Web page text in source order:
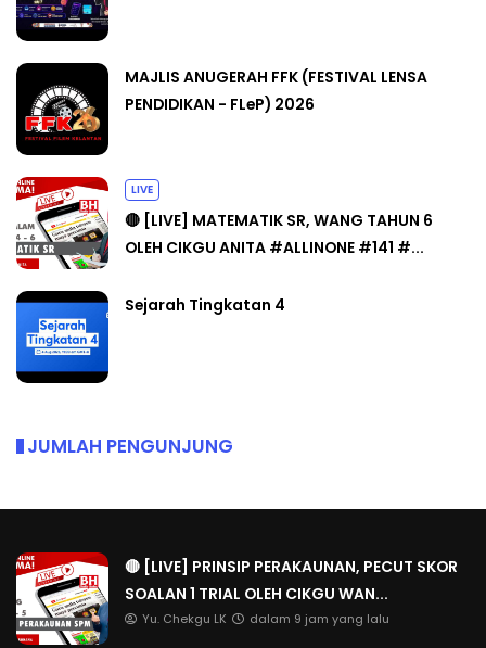
MAJLIS ANUGERAH FFK (FESTIVAL LENSA
PENDIDIKAN - FLeP) 2026
LIVE
🔴 [LIVE] MATEMATIK SR, WANG TAHUN 6
OLEH CIKGU ANITA #ALLINONE #141 #...
Sejarah Tingkatan 4
JUMLAH PENGUNJUNG
🔴 [LIVE] PRINSIP PERAKAUNAN, PECUT SKOR
SOALAN 1 TRIAL OLEH CIKGU WAN...
Yu. Chekgu LK dalam 9 jam yang lalu